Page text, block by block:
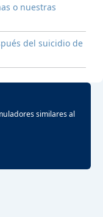
o nuestras
del suicidio de
similares al